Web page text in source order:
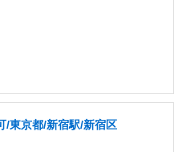
/東京都/新宿駅/新宿区